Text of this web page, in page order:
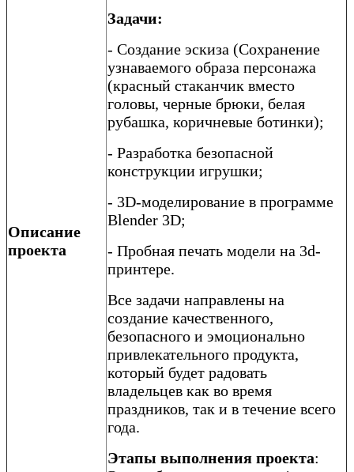
Описание
проекта
Задачи:
- Создание эскиза (Сохранение
узнаваемого образа персонажа
(красный стаканчик вместо
головы, черные брюки, белая
рубашка, коричневые ботинки);
- Разработка безопасной
конструкции игрушки;
- 3D-моделирование в программе
Blender 3D;
- Пробная печать модели на 3d-
принтере.
Все задачи направлены на
создание качественного,
безопасного и эмоционально
привлекательного продукта,
который будет радовать
владельцев как во время
праздников, так и в течение всего
года.
Этапы выполнения проекта: